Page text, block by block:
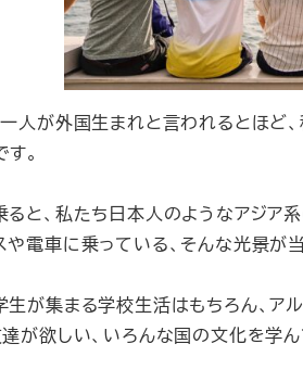
人が外国生まれと言われるとほど
。
と、私たち日本人のようなアジア
電車に乗っている、そんな光景が
が集まる学校生活はもちろん、ア
が欲しい、いろんな国の文化を学